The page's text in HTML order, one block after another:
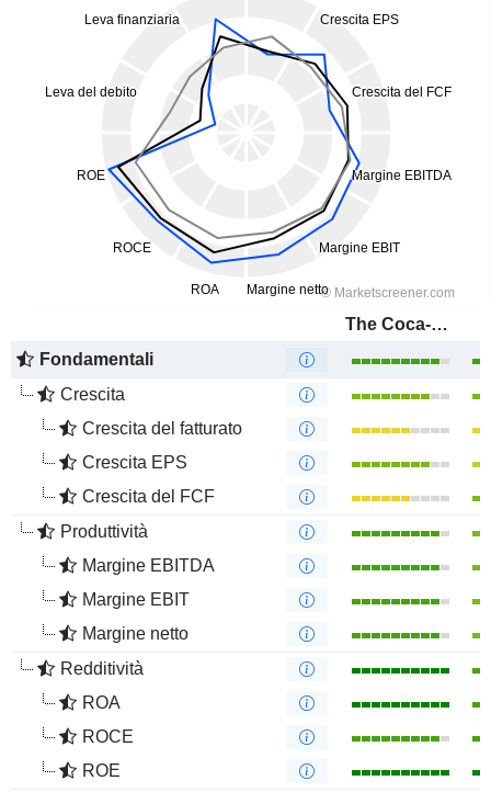
The Coca-Cola Company
Fondamentali
Crescita
Crescita del fatturato
Crescita EPS
Crescita del FCF
Produttività
Margine EBITDA
Margine EBIT
Margine netto
Redditività
ROA
ROCE
ROE